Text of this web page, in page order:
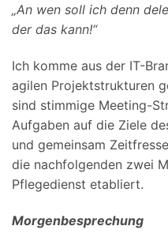
„An wen soll ich denn
der das kann!“
Ich komme aus der IT-
agilen Projektstrukturen
sind stimmige Meeting-
Aufgaben auf die Ziele
und gemeinsam
die nachfolgenden zwei
Pflegedienst etabliert.
Morgenbesprechung